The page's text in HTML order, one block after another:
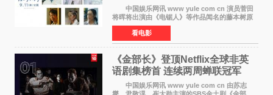
编辑
中国娱乐网讯 www yule com cn 演员菅田
将晖将出演由《电锯人》等作品闻名的藤本树原
作漫画改编的电影《蓦然回首》（是枝裕和导
演）。菅田饰演的角色是初中时代两位主人公带
着完成的作品前去
看电影
《金部长》登顶Netflix全球非英
语剧集榜首 连续两周蝉联冠军
中国娱乐网讯 www yule com cn 由苏志
燮、尹敬淏、崔大勋主演的SBS金土剧《金部